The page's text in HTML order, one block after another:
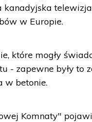
kanadyjska
w Europie.
które mogły
- zapewne były to
w betonie.
Komnaty"